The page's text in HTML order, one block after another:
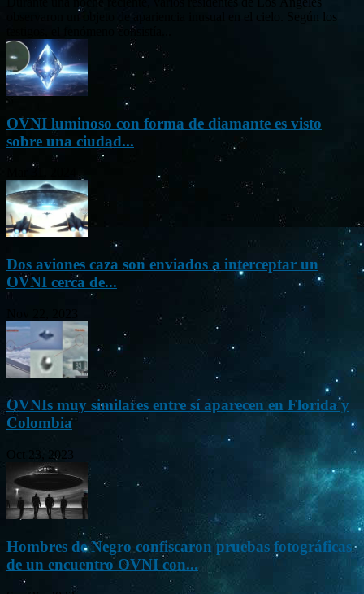
observaron un objeto de apariencia inusual en el cielo. Según los
testigos, el fenómeno consistía...
OVNI luminoso con forma de diamante es visto
sobre una ciudad...
Dos aviones caza son enviados a interceptar un
OVNI cerca de...
OVNIs muy similares entre sí aparecen en Florida y
Colombia
Oct 23, 2023
Hombres de Negro confiscaron pruebas fotográficas
de un encuentro OVNI con...